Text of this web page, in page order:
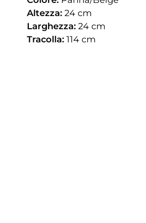
Altezza: 24 cm
Larghezza: 24 cm
Tracolla: 114 cm